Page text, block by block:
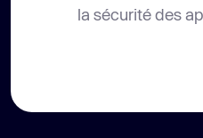
la sécurité des